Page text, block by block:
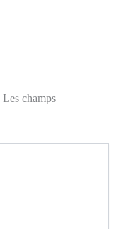
Les champs